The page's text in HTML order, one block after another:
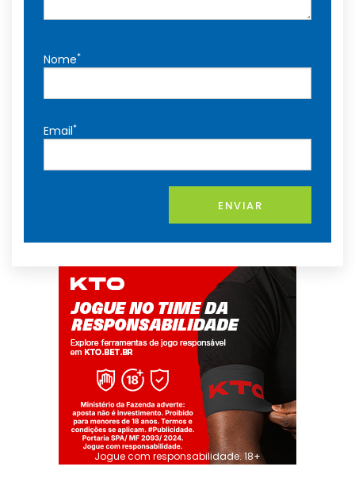
Nome*
Email*
ENVIAR
Jogue com responsabilidade. 18+